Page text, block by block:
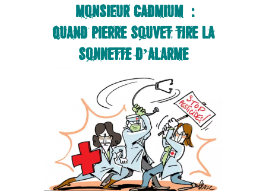
« MONSIEUR CADMIUM » :
QUAND PIERRE SOUVET TIRE LA
SONNETTE D’ALARME